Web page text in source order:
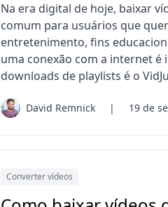
Na era digital de hoje, baixar
comum para usuários que
entretenimento, fins
uma conexão com a internet
downloads de playlists é o
David Remnick | 19 de
Converter vídeos